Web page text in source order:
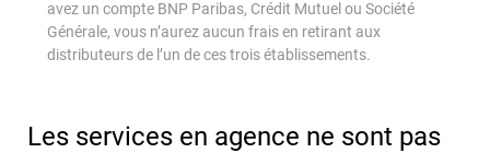
avez un compte BNP Paribas, Crédit Mutuel ou Société
Générale, vous n’aurez aucun frais en retirant aux
distributeurs de l’un de ces trois établissements.
Les services en agence ne sont pas